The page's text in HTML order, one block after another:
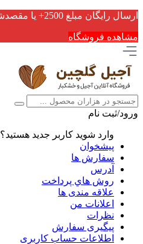
ارسال رایگان مبلغ 2500+ یا مقصدشاهین شهر
مشاهده فروشگاه
ورود/ثبت نام
وارد شوید کاربر جدید هستید؟
پیشخوان
سفارش ها
آدرس
روش هاي پرداخت
علاقه مندی ها
اعلانات من
نظرات
پیگیری سفارش
اطلاعات حساب كاربری